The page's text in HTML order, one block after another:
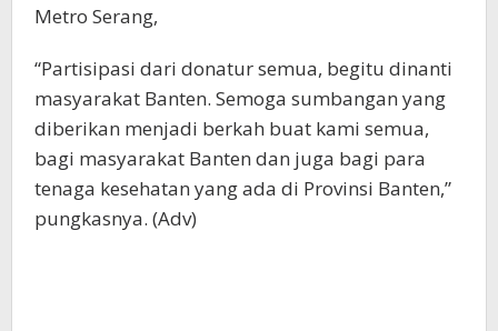
Metro Serang,
“Partisipasi dari donatur semua, begitu dinanti
masyarakat Banten. Semoga sumbangan yang
diberikan menjadi berkah buat kami semua,
bagi masyarakat Banten dan juga bagi para
tenaga kesehatan yang ada di Provinsi Banten,”
pungkasnya. (Adv)